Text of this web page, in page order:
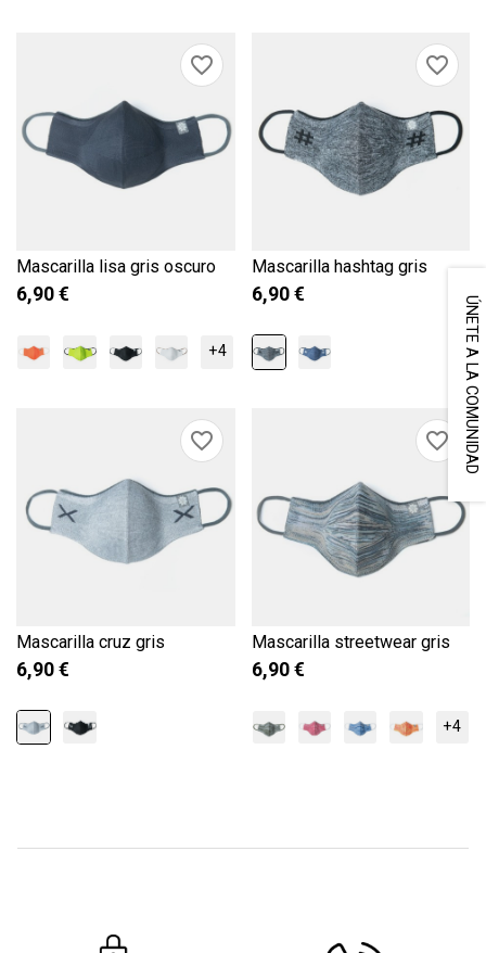
Mascarilla lisa gris oscuro
6,90 €
+4
favorite_border
Mascarilla hashtag gris
6,90 €
favorite_border
Mascarilla cruz gris
6,90 €
favorite_border
Mascarilla streetwear gris
6,90 €
+4
favorite_border ÚNETE A LA COMUNIDAD